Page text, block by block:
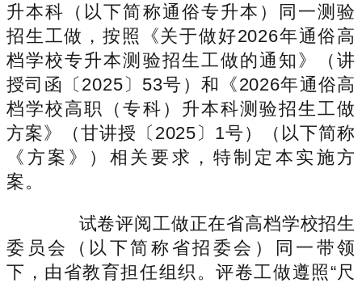
升本科（以下简称通俗专升本）同一测验
招生工做，按照《关于做好2026年通俗高
档学校专升本测验招生工做的通知》（讲
授司函〔2025〕53号）和《2026年通俗高
档学校高职（专科）升本科测验招生工做
方案》（甘讲授〔2025〕1号）（以下简称
《方案》）相关要求，特制定本实施方
案。
试卷评阅工做正在省高档学校招生
委员会（以下简称省招委会）同一带领
下，由省教育担任组织。评卷工做遵照“尺